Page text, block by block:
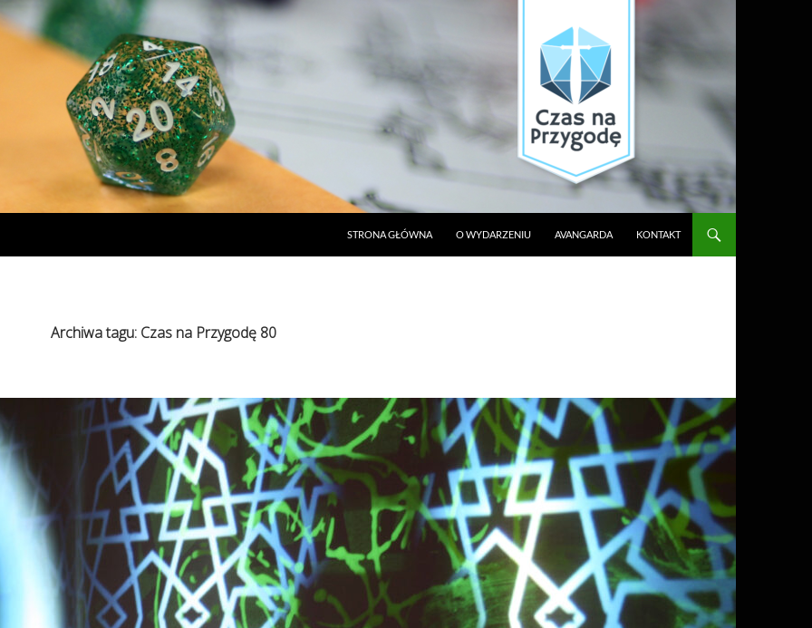
STRONA GŁÓWNA O WYDARZENIU AVANGARDA KONTAKT
Archiwa tagu: Czas na Przygodę 80